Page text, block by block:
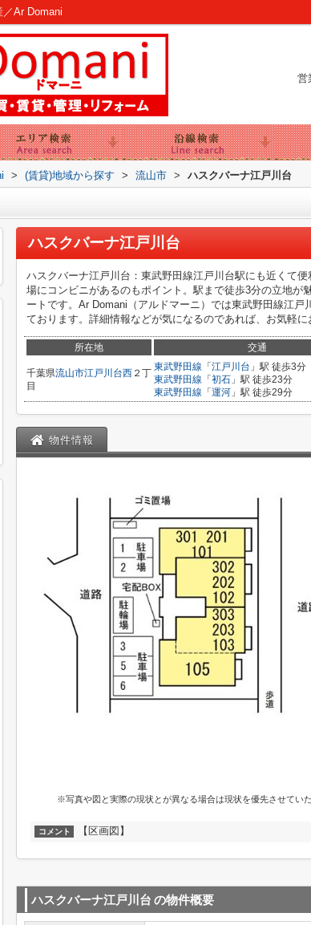
Ar Domani
営
> (賃貸)地域から探す > 流山市 > ハスクバーナ江戸川台
ハスクバーナ江戸川台
ハスクバーナ江戸川台：東武野田線江戸川台駅にも近くて
場にコンビニがあるのもポイント。駅まで徒歩3分の立地
ートです。Ar Domani（アルドマーニ）では東武野田線江
ております。詳細情報などが気になるのであれば、お気軽に
所在地 交通
千葉県流山市江戸川台西 ２丁
目
東武野田線 「 江戸川台 」駅 徒歩3分
東武野田線 「 初石 」駅 徒歩23分
東武野田線 「 運河 」駅 徒歩29分
物件情報
※写真や図と実際の現状とが異なる場合は現状を優先させてい
コメント 【区画図】
ハスクバーナ江戸川台 の物件概要